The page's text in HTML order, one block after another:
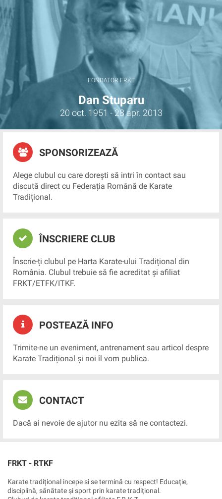
FONDATOR FRKT
Dan Stuparu
20 oct. 1951 - 28 apr. 2013
SPONSORIZEAZĂ
Alege clubul cu care dorești să intri în contact sau
discută direct cu Federația Română de Karate
Tradițional.
ÎNSCRIERE CLUB
Înscrie-ți clubul pe Harta Karate-ului Tradițional din
România. Clubul trebuie să fie acreditat și afiliat
FRKT/ETFK/ITKF.
POSTEAZĂ INFO
Trimite-ne un eveniment, antrenament sau articol despre
Karate Tradițional și noi îl vom publica.
CONTACT
Dacă ai nevoie de ajutor nu ezita să ne contactezi.
FRKT - RTKF
Karate tradițional incepe si se termină cu respect! Educație,
disciplină, sănătate și sport prin karate tradițional.